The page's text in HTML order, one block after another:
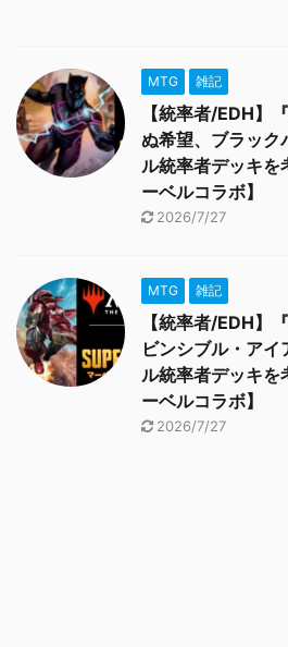
MTG 雑記
【統率者/EDH】
ぬ希望、ブラック
ル統率者デッキを
ーベルコラボ】
2026/7/27
MTG 雑記
【統率者/EDH】
ビンシブル・ア
ル統率者デッキを
ーベルコラボ】
2026/7/27